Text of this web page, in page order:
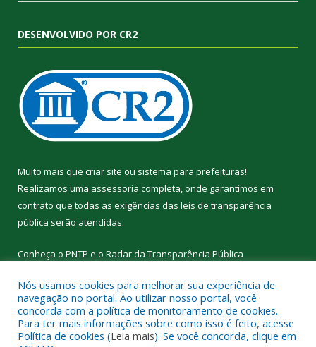
DESENVOLVIDO POR CR2
Muito mais que criar site ou sistema para prefeituras!
Realizamos uma assessoria completa, onde garantimos em
contrato que todas as exigências das leis de transparência
pública serão atendidas.
Conheça o PNTP e o Radar da Transparência Pública
Todos os direitos reservados a Prefeitura Municipal de
Curralinho.
Nós usamos cookies para melhorar sua experiência de
navegação no portal. Ao utilizar nosso portal, você
concorda com a política de monitoramento de cookies.
Para ter mais informações sobre como isso é feito, acesse
Política de cookies (Leia mais). Se você concorda, clique em